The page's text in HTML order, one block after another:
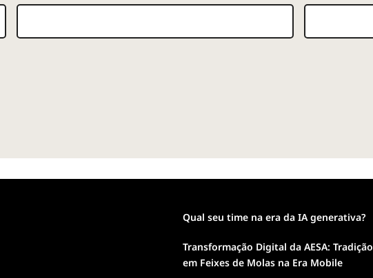
Qual seu time na era da IA generativa?
Transformação Digital da AESA: Tradição
em Feixes de Molas na Era Mobile